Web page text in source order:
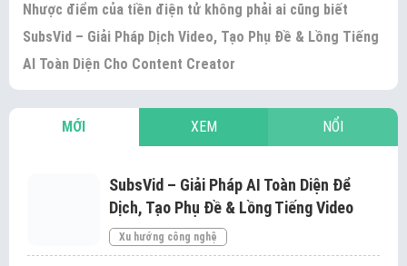
Nhược điểm của tiền điện tử không phải ai cũng biết
SubsVid – Giải Pháp Dịch Video, Tạo Phụ Đề & Lồng Tiếng
AI Toàn Diện Cho Content Creator
MỚI XEM NỔI
SubsVid – Giải Pháp AI Toàn Diện Để
Dịch, Tạo Phụ Đề & Lồng Tiếng Video
Xu hướng công nghệ